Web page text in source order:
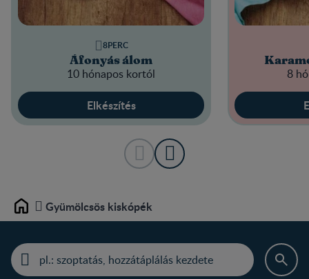
Áfonyás álom
10 hónapos kortól
8PERC
Elkészítés
8
Home Gyümölcsös kiskópék